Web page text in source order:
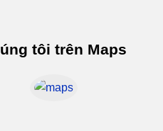
tôi trên Maps